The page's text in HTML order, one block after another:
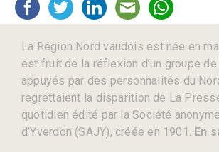
La Région Nord vaudois est née en
est fruit de la réflexion d’un groupe
appuyés par des personnalités du
regrettaient la disparition de La
quotidien édité par la Société
d’Yverdon (SAJY), créée en 1901. En